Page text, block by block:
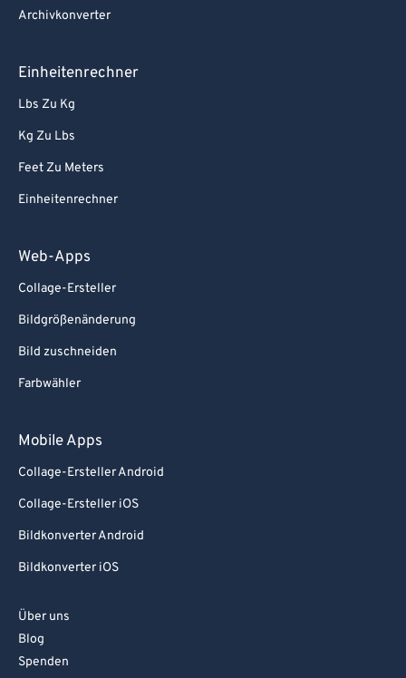
Archivkonverter
Einheitenrechner
Lbs Zu Kg
Kg Zu Lbs
Feet Zu Meters
Einheitenrechner
Web-Apps
Collage-Ersteller
Bildgrößenänderung
Bild zuschneiden
Farbwähler
Mobile Apps
Collage-Ersteller Android
Collage-Ersteller iOS
Bildkonverter Android
Bildkonverter iOS
Über uns
Blog
Spenden